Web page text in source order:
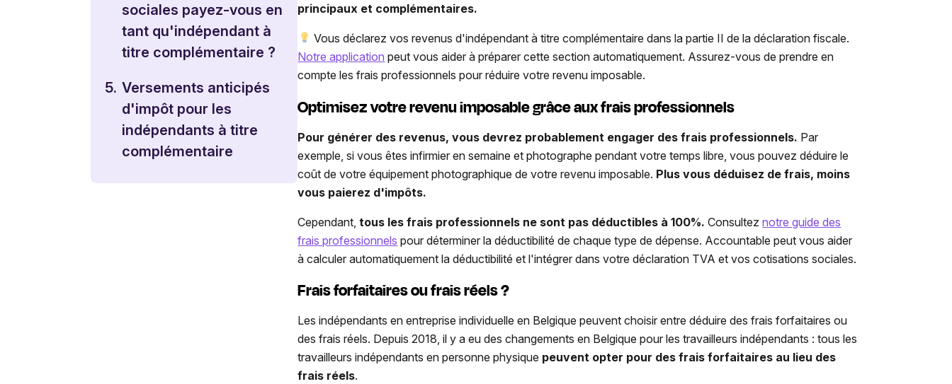
sociales payez-vous en
tant qu'indépendant à
titre complémentaire ?
5. Versements anticipés
d'impôt pour les
indépendants à titre
complémentaire
principaux et complémentaires.
Vous déclarez vos revenus d'indépendant à titre complémentaire dans la partie II de la déclaration fiscale.
Notre application peut vous aider à préparer cette section automatiquement. Assurez-vous de prendre en
compte les frais professionnels pour réduire votre revenu imposable.
Optimisez votre revenu imposable grâce aux frais professionnels
Pour générer des revenus, vous devrez probablement engager des frais professionnels. Par
exemple, si vous êtes infirmier en semaine et photographe pendant votre temps libre, vous pouvez déduire le
coût de votre équipement photographique de votre revenu imposable. Plus vous déduisez de frais, moins
vous paierez d'impôts.
Cependant,tous les frais professionnels ne sont pas déductibles à 100%. Consulteznotre guide des
frais professionnels pour déterminer la déductibilité de chaque type de dépense. Accountable peut vous aider
à calculer automatiquement la déductibilité et l'intégrer dans votre déclaration TVA et vos cotisations sociales.
Frais forfaitaires ou frais réels ?
Les indépendants en entreprise individuelle en Belgique peuvent choisir entre déduire des frais forfaitaires ou
des frais réels. Depuis 2018, il y a eu des changements en Belgique pour les travailleurs indépendants : tous les
travailleurs indépendants en personne physique peuvent opter pour des frais forfaitaires au lieu des
frais réels.